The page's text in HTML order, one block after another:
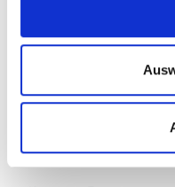
Ratgeber
Kategorie Bau und Recht
Kategorie Beratung und
Kategorie E-Mobilität